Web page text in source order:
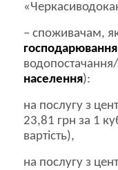
– споживачам,
господарювання
населення):
на послугу з
23,81 грн за 1
вартість),
на послугу з